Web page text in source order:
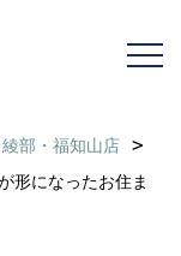
綾部・福知山店
形になったお住ま